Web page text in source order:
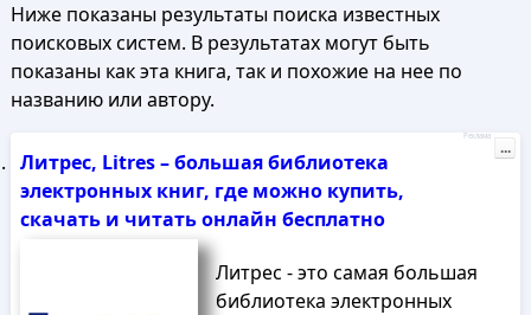
Ниже показаны результаты поиска известных
поисковых систем. В результатах могут быть
показаны как эта книга, так и похожие на нее по
названию или автору.
Литрес, Litres – большая библиотека
электронных книг, где можно купить,
скачать и читать онлайн бесплатно
Литрес - это самая большая
библиотека электронных
Реклама
...